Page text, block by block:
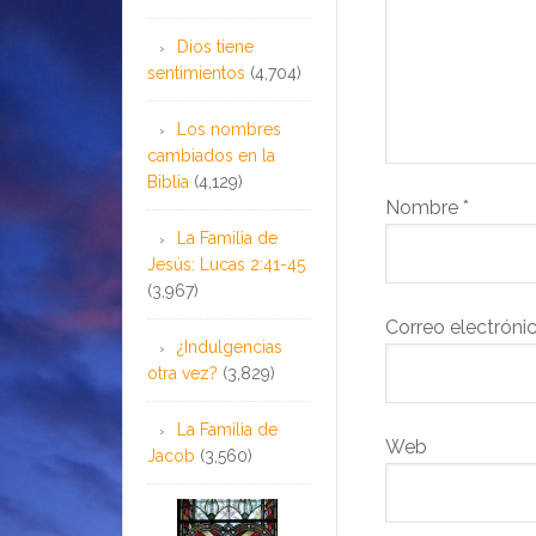
Nombre *
Correo
Web
Dios tiene
sentimientos (4,704)
Los nombres
cambiados en la
Biblia (4,129)
La Familia de
Jesús: Lucas 2:41-45
(3,967)
¿Indulgencias
otra vez? (3,829)
La Familia de
Jacob (3,560)